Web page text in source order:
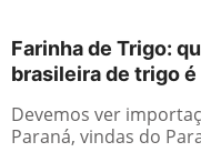
Farinha de Trigo:
brasileira de trigo
Devemos ver
Paraná, vindas do